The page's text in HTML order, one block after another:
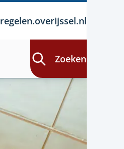
regelen.overijssel.nl
Zoeken